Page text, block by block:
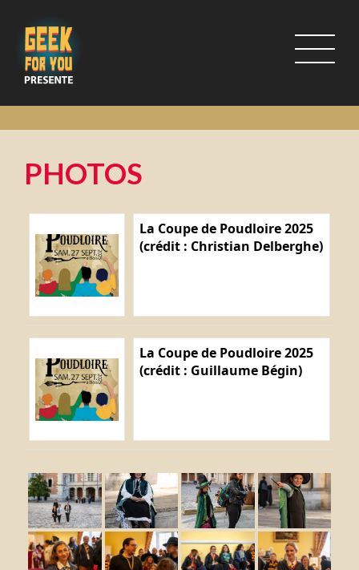
PHOTOS
La Coupe de Poudloire 2025
(crédit : Christian Delberghe)
La Coupe de Poudloire 2025
(crédit : Guillaume Bégin)